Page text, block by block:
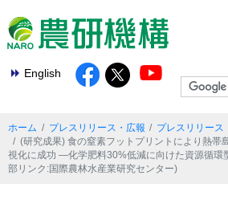
English
ホーム プレスリリース・広報 プレスリリース
(研究成果) 食の窒素フットプリントにより熱帯
視化に成功 ―化学肥料30%低減に向けた資源循
部リンク:国際農林水産業研究センター)